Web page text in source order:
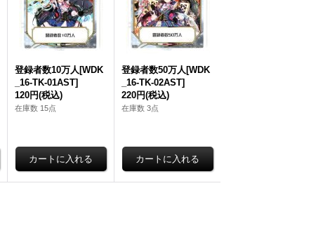
登録者数10万人[WDK
_16-TK-01AST]
120円(税込)
在庫数 15点
登録者数50万人[WDK
_16-TK-02AST]
220円(税込)
在庫数 3点